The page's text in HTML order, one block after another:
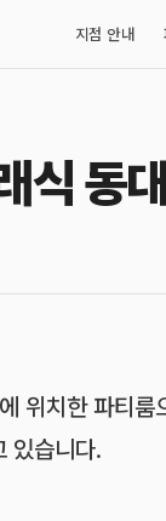
지점 안내
식 동
위치한 파티
있습니다.